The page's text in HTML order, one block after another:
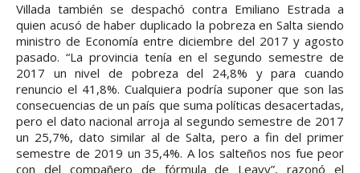
Villada también se despachó contra Emiliano Estrada a
quien acusó de haber duplicado la pobreza en Salta siendo
ministro de Economía entre diciembre del 2017 y agosto
pasado. “La provincia tenía en el segundo semestre de
2017 un nivel de pobreza del 24,8% y para cuando
renuncio el 41,8%. Cualquiera podría suponer que son las
consecuencias de un país que suma políticas desacertadas,
pero el dato nacional arroja al segundo semestre de 2017
un 25,7%, dato similar al de Salta, pero a fin del primer
semestre de 2019 un 35,4%. A los salteños nos fue peor
con del compañero de fórmula de Leavy”, razonó el